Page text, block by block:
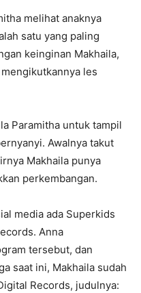
melihat anaknya
satu yang paling
keinginan Makhaila,
les
Paramitha untuk tampil
Awalnya takut
Makhaila punya
perkembangan.
media ada Superkids
Anna
tersebut, dan
saat ini, Makhaila sudah
Records, judulnya: